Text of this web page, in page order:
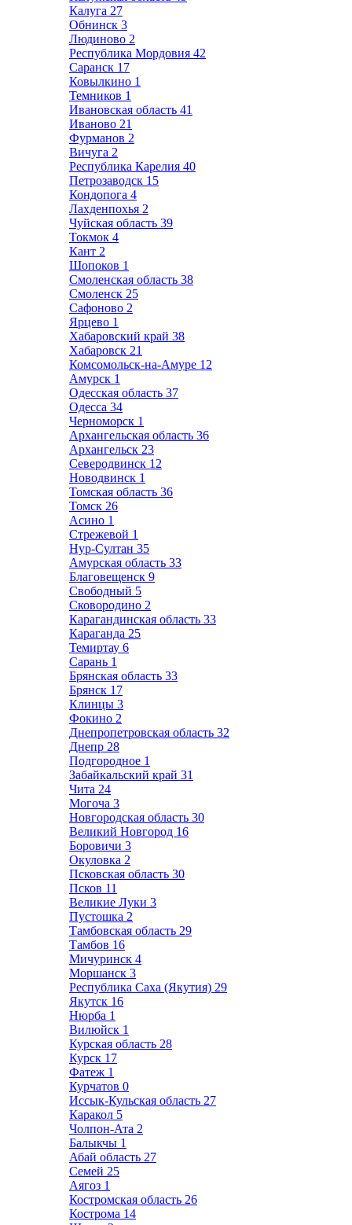
Калуга 27
Обнинск 3
Людиново 2
Республика Мордовия 42
Саранск 17
Ковылкино 1
Темников 1
Ивановская область 41
Иваново 21
Фурманов 2
Вичуга 2
Республика Карелия 40
Петрозаводск 15
Кондопога 4
Лахденпохья 2
Чуйская область 39
Токмок 4
Кант 2
Шопоков 1
Смоленская область 38
Смоленск 25
Сафоново 2
Ярцево 1
Хабаровский край 38
Хабаровск 21
Комсомольск-на-Амуре 12
Амурск 1
Одесская область 37
Одесса 34
Черноморск 1
Архангельская область 36
Архангельск 23
Северодвинск 12
Новодвинск 1
Томская область 36
Томск 26
Асино 1
Стрежевой 1
Нур-Султан 35
Амурская область 33
Благовещенск 9
Свободный 5
Сковородино 2
Карагандинская область 33
Караганда 25
Темиртау 6
Сарань 1
Брянская область 33
Брянск 17
Клинцы 3
Фокино 2
Днепропетровская область 32
Днепр 28
Подгородное 1
Забайкальский край 31
Чита 24
Могоча 3
Новгородская область 30
Великий Новгород 16
Боровичи 3
Окуловка 2
Псковская область 30
Псков 11
Великие Луки 3
Пустошка 2
Тамбовская область 29
Тамбов 16
Мичуринск 4
Моршанск 3
Республика Саха (Якутия) 29
Якутск 16
Нюрба 1
Вилюйск 1
Курская область 28
Курск 17
Фатеж 1
Курчатов 0
Иссык-Кульская область 27
Каракол 5
Чолпон-Ата 2
Балыкчы 1
Абай область 27
Семей 25
Аягоз 1
Костромская область 26
Кострома 14